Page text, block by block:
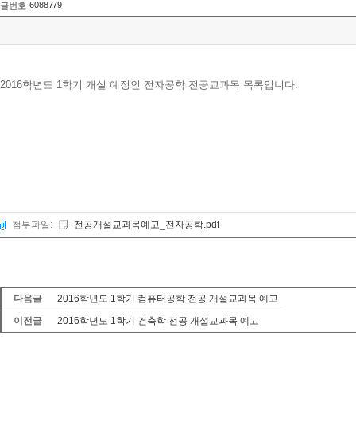
글번호 6088779
2016학년도 1학기 개설 예정인 전자공학 전공교과목 목록입니다.
첨부파일: 전공개설교과목예고_전자공학.pdf
다음글
2016학년도 1학기 컴퓨터공학 전공 개설교과목 예고
이전글
2016학년도 1학기 건축학 전공 개설교과목 예고